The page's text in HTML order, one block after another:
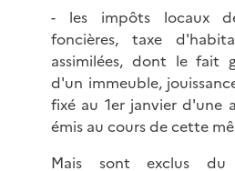
- les impôts locaux
foncières, taxe
assimilées, dont le fait
d'un immeuble,
fixé au 1er janvier d'une
émis au cours de cette
Mais sont exclus